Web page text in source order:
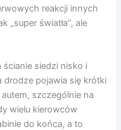
reakcji innych
„super światła”, ale
ścianie siedzi nisko i
drodze pojawia się krótki
szczególnie na
wielu kierowców
do końca, a to